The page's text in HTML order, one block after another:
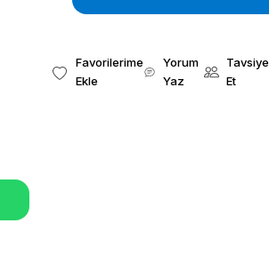
Yorum
Yaz
Tavsiye
Et